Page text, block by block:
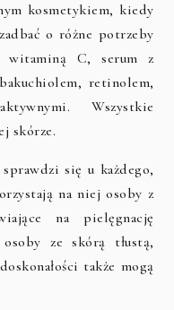
kosmetykiem, kiedy
o różne potrzeby
witaminą C, serum z
retinolem,
Wszystkie
skórze.
się u każdego,
na niej osoby z
na pielęgnację
ze skórą tłustą,
także mogą